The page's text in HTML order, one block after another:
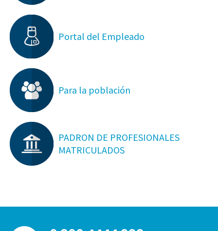
Portal del Empleado
Para la población
PADRON DE PROFESIONALES
MATRICULADOS